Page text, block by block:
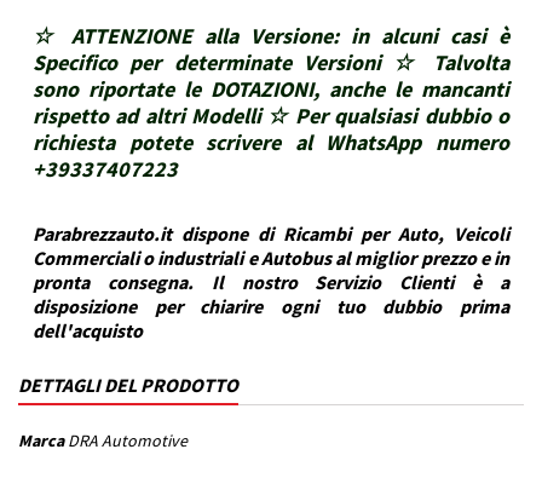
☆ ATTENZIONE alla Versione: in alcuni casi è
Specifico per determinate Versioni ☆ Talvolta
sono riportate le DOTAZIONI, anche le mancanti
rispetto ad altri Modelli ☆ Per qualsiasi dubbio o
richiesta potete scrivere al WhatsApp numero
+39337407223
Parabrezzauto.it dispone di Ricambi per Auto, Veicoli
Commerciali o industriali e Autobus al miglior prezzo e in
pronta consegna. Il nostro Servizio Clienti è a
disposizione per chiarire ogni tuo dubbio prima
dell'acquisto
DETTAGLI DEL PRODOTTO
Marca DRA Automotive